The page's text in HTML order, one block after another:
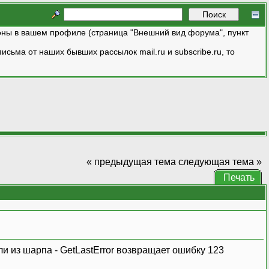
в вашем профиле (страница "Внешний вид форума", пункт
от наших бывших рассылок mail.ru и subscribe.ru, то
« предыдущая тема следующая тема »
Печать
из шарпа - GetLastError возвращает ошибку 123